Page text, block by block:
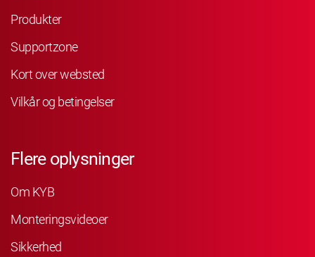
Produkter
Supportzone
Kort over websted
Vilkår og betingelser
Flere oplysninger
Om KYB
Monteringsvideoer
Sikkerhed